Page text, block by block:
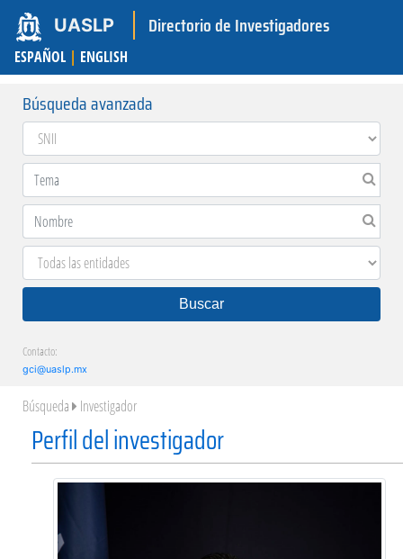
UASLP Directorio de Investigadores
ESPAÑOL | ENGLISH
Búsqueda avanzada
Buscar
Contacto:
gci@uaslp.mx
Búsqueda Investigador
Perfil del investigador